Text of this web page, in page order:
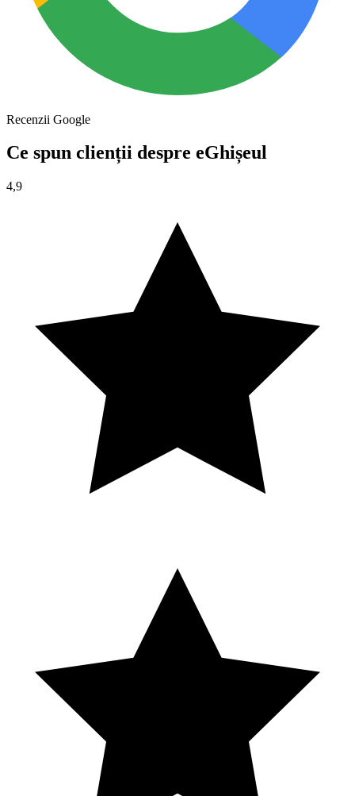
Recenzii Google
Ce spun clienții despre eGhișeul
4,9